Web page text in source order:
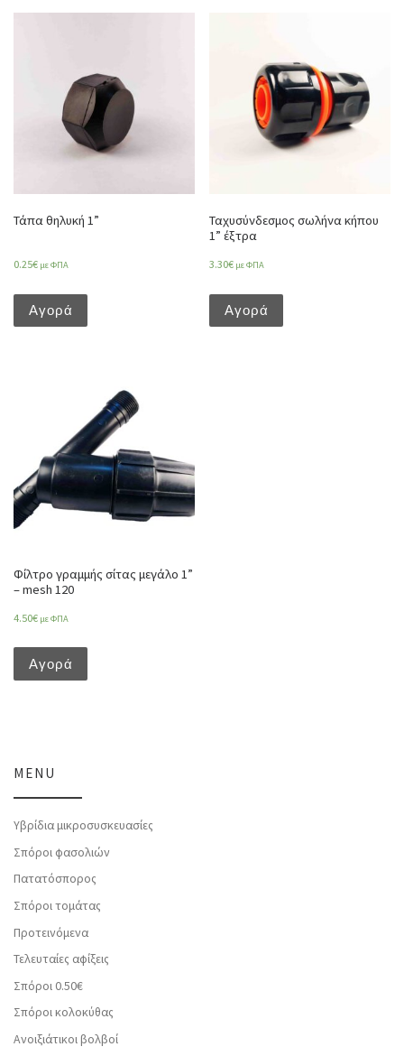
Τάπα θηλυκή 1”
0.25€ με ΦΠΑ
Αγορά
Ταχυσύνδεσμος σωλήνα κήπου
1” έξτρα
3.30€ με ΦΠΑ
Αγορά
Φίλτρο γραμμής σίτας μεγάλο 1”
– mesh 120
4.50€ με ΦΠΑ
Αγορά
MENU
Υβρίδια μικροσυσκευασίες
Σπόροι φασολιών
Πατατόσπορος
Σπόροι τομάτας
Προτεινόμενα
Τελευταίες αφίξεις
Σπόροι 0.50€
Σπόροι κολοκύθας
Ανοιξιάτικοι βολβοί